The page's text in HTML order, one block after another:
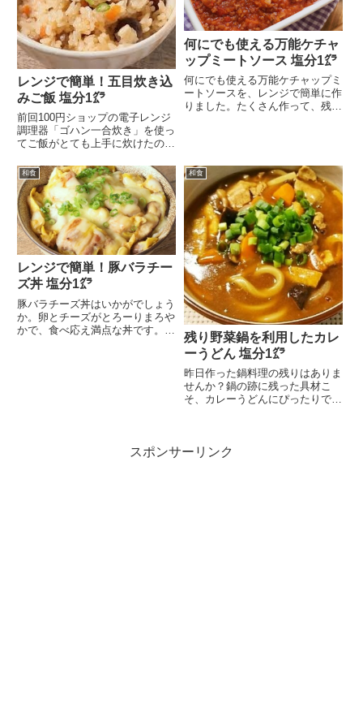
レンジで簡単！五目炊き込
みご飯 塩分1㌘
前回100円ショップの電子レンジ
調理器「ゴハン一合炊き」を使っ
てご飯がとても上手に炊けたの
何にでも使える万能ケチャ
ップミートソース 塩分1㌘
何にでも使える万能ケチャップミ
ートソースを、レンジで簡単に作
りました。たくさん作って、残り
和食
レンジで簡単！豚バラチー
ズ丼 塩分1㌘
豚バラチーズ丼はいかがでしょう
か。卵とチーズがとろーりまろや
かで、食べ応え満点な丼です。簡
和食
残り野菜鍋を利用したカレ
ーうどん 塩分1㌘
昨日作った鍋料理の残りはありま
せんか？鍋の跡に残った具材こ
そ、カレーうどんにぴったりで
スポンサーリンク